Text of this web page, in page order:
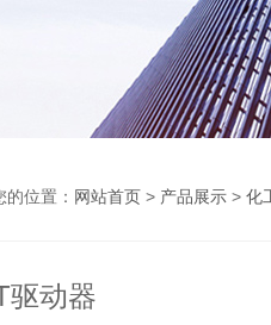
的位置： 网站首页 > 产品展示 > 化
驱动器